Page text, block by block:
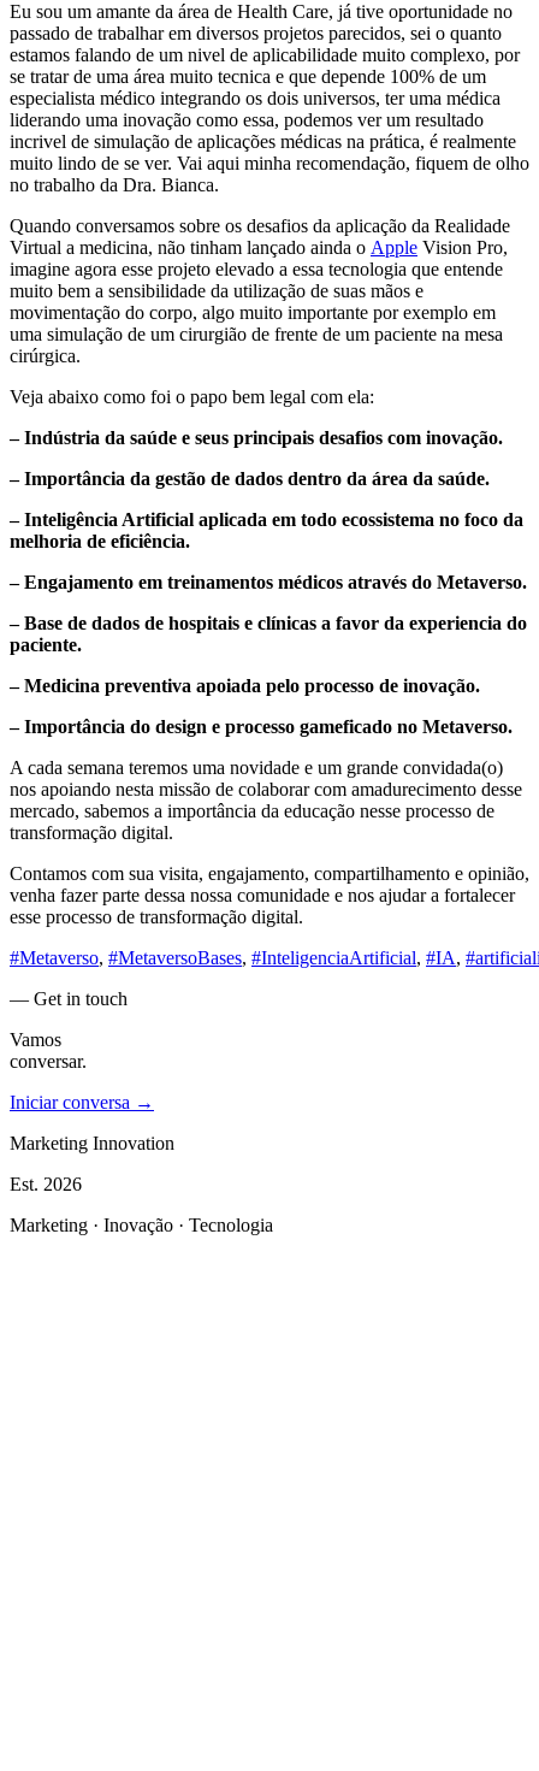
Eu sou um amante da área de Health Care, já tive oportunidade no
passado de trabalhar em diversos projetos parecidos, sei o quanto
estamos falando de um nivel de aplicabilidade muito complexo, por
se tratar de uma área muito tecnica e que depende 100% de um
especialista médico integrando os dois universos, ter uma médica
liderando uma inovação como essa, podemos ver um resultado
incrivel de simulação de aplicações médicas na prática, é realmente
muito lindo de se ver. Vai aqui minha recomendação, fiquem de olho
no trabalho da Dra. Bianca.
Quando conversamos sobre os desafios da aplicação da Realidade
Virtual a medicina, não tinham lançado ainda o Apple Vision Pro,
imagine agora esse projeto elevado a essa tecnologia que entende
muito bem a sensibilidade da utilização de suas mãos e
movimentação do corpo, algo muito importante por exemplo em
uma simulação de um cirurgião de frente de um paciente na mesa
cirúrgica.
Veja abaixo como foi o papo bem legal com ela:
– Indústria da saúde e seus principais desafios com inovação.
– Importância da gestão de dados dentro da área da saúde.
– Inteligência Artificial aplicada em todo ecossistema no foco da
melhoria de eficiência.
– Engajamento em treinamentos médicos através do Metaverso.
– Base de dados de hospitais e clínicas a favor da experiencia do
paciente.
– Medicina preventiva apoiada pelo processo de inovação.
– Importância do design e processo gameficado no Metaverso.
A cada semana teremos uma novidade e um grande convidada(o)
nos apoiando nesta missão de colaborar com amadurecimento desse
mercado, sabemos a importância da educação nesse processo de
transformação digital.
Contamos com sua visita, engajamento, compartilhamento e opinião,
venha fazer parte dessa nossa comunidade e nos ajudar a fortalecer
esse processo de transformação digital.
#Metaverso, #MetaversoBases, #InteligenciaArtificial, #IA,
— Get in touch
Vamos
conversar.
Iniciar conversa →
Marketing Innovation
Est. 2026
Marketing · Inovação · Tecnologia